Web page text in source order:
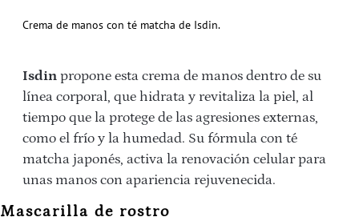
Crema de manos con té matcha de Isdin.
Isdin propone esta crema de manos dentro de su
línea corporal, que hidrata y revitaliza la piel, al
tiempo que la protege de las agresiones externas,
como el frío y la humedad. Su fórmula con té
matcha japonés, activa la renovación celular para
unas manos con apariencia rejuvenecida.
Mascarilla de rostro